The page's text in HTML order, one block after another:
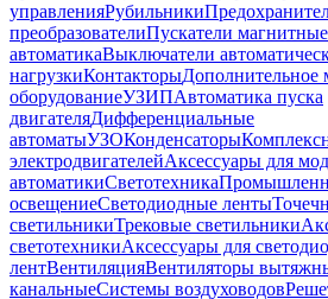
управленияРубильники
преобразователиПускатели магнитные
автоматикаВыключатели
нагрузкиКонтакторыДополнительное
оборудованиеУЗИПАвтоматика пуска
двигателяДифференциальные
автоматыУЗОКонденсаторы
электродвигателейАксессуары для
автоматикиСветотехника
освещениеСветодиодные ленты
светильникиТрековые светильники
светотехникиАксессуары для
лентВентиляцияВентиляторы
канальныеСистемы воздуховодов